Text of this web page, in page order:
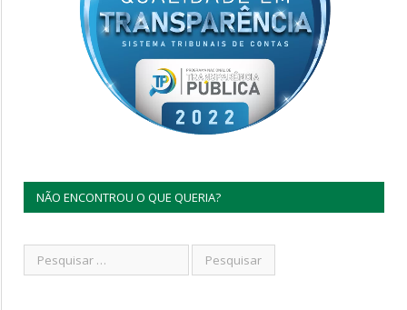
NÃO ENCONTROU O QUE QUERIA?